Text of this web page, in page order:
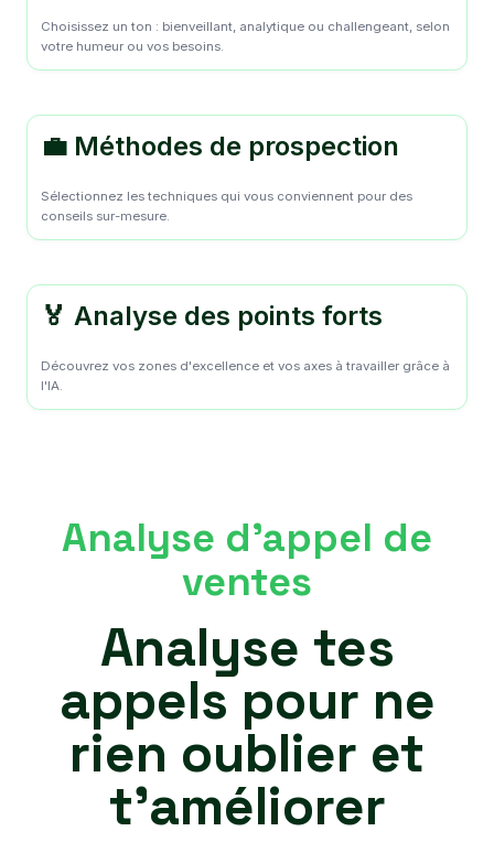
Choisissez un ton : bienveillant, analytique ou challengeant, selon
votre humeur ou vos besoins.
💼 Méthodes de prospection
Sélectionnez les techniques qui vous conviennent pour des
conseils sur-mesure.
🏅 Analyse des points forts
Découvrez vos zones d'excellence et vos axes à travailler grâce à
l'IA.
Analyse d'appel de
ventes
Analyse tes
appels pour ne
rien oublier et
t'améliorer